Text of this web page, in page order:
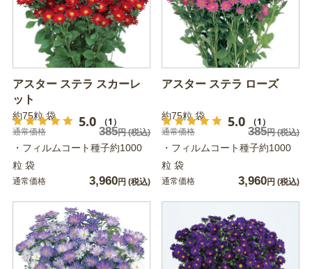
アスター ステラ スカーレ
ット
5.0 （1）
約75粒 袋
通常価格 385円(税込)
・フィルムコート種子約1000
粒 袋
通常価格 3,960円 (税込)
アスター ステラ ローズ
5.0 （1）
約75粒 袋
通常価格 385円(税込)
・フィルムコート種子約1000
粒 袋
通常価格 3,960円 (税込)